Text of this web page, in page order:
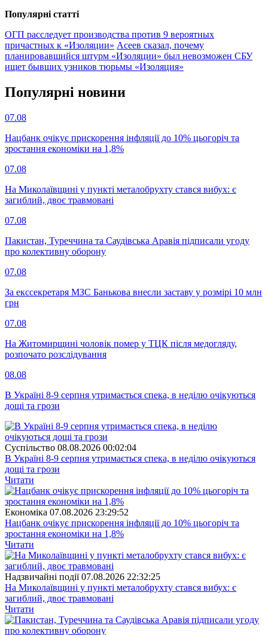
Популярнi статтi
ОГП расследует производства против 9 вероятных
причастных к «Изоляции» Асеев сказал, почему
планировавшийся штурм «Изоляции» был невозможен СБУ
ищет бывших узников тюрьмы «Изоляция»
Популярнi новини
07.08
Нацбанк очікує прискорення інфляції до 10% цьогоріч та
зростання економіки на 1,8%
07.08
На Миколаївщині у пункті металобрухту стався вибух: є
загиблий, двоє травмовані
07.08
Пакистан, Туреччина та Саудівська Аравія підписали угоду
про колективну оборону
07.08
За екссекретаря МЗС Банькова внесли заставу у розмірі 10 млн
грн
07.08
На Житомирщині чоловік помер у ТЦК після медогляду,
розпочато розслідування
08.08
В Україні 8-9 серпня утримається спека, в неділю очікуються
дощі та грози
Суспiльство 08.08.2026 00:02:04
В Україні 8-9 серпня утримається спека, в неділю очікуються
дощі та грози
Читати
Економіка 07.08.2026 23:29:52
Нацбанк очікує прискорення інфляції до 10% цьогоріч та
зростання економіки на 1,8%
Читати
Надзвичайні події 07.08.2026 22:32:25
На Миколаївщині у пункті металобрухту стався вибух: є
загиблий, двоє травмовані
Читати